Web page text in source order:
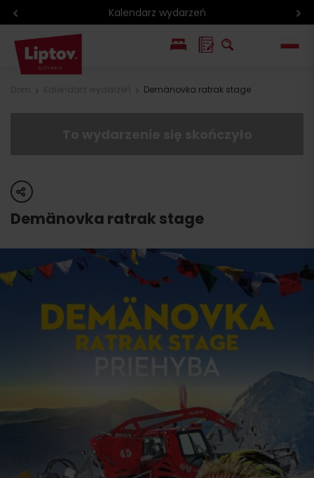
Region rowerowy
Demänovka ratrak stage
share
Demänovka ratrak stage